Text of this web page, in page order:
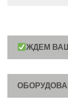
ЖДЕМ